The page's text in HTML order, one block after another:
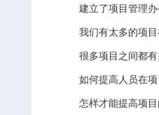
建立了项目管理办
我们有太多的项目
很多项目之间都有
如何提高人员在项
怎样才能提高项目